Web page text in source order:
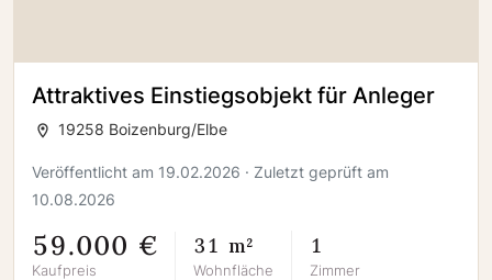
Attraktives Einstiegsobjekt für Anleger
19258 Boizenburg/Elbe
Veröffentlicht am 19.02.2026 · Zuletzt geprüft am
10.08.2026
59.000 €
Kaufpreis
31 m²
Wohnfläche
1
Zimmer